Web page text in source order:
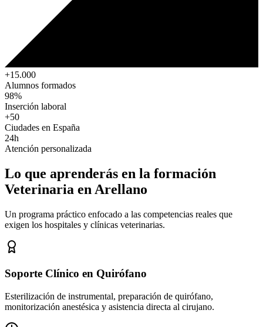
+15.000
Alumnos formados
98%
Inserción laboral
+50
Ciudades en España
24h
Atención personalizada
Lo que aprenderás en la formación
Veterinaria en Arellano
Un programa práctico enfocado a las competencias reales que
exigen los hospitales y clínicas veterinarias.
Soporte Clínico en Quirófano
Esterilización de instrumental, preparación de quirófano,
monitorización anestésica y asistencia directa al cirujano.